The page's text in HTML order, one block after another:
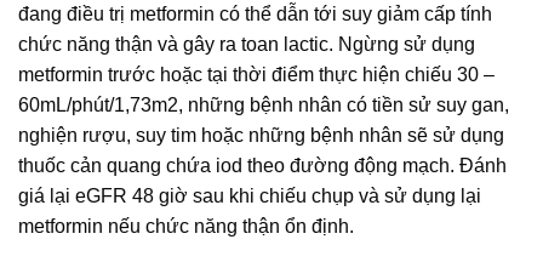
đang điều trị metformin có thể dẫn tới suy giảm cấp tính
chức năng thận và gây ra toan lactic. Ngừng sử dụng
metformin trước hoặc tại thời điểm thực hiện chiếu 30 –
60mL/phút/1,73m2, những bệnh nhân có tiền sử suy gan,
nghiện rượu, suy tim hoặc những bệnh nhân sẽ sử dụng
thuốc cản quang chứa iod theo đường động mạch. Đánh
giá lại eGFR 48 giờ sau khi chiếu chụp và sử dụng lại
metformin nếu chức năng thận ổn định.